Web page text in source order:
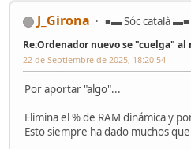
J_Girona ■▬ Sóc català ▬■
Re:Ordenador nuevo se "cuelga" al
22 de Septiembre de 2025, 18:20:54
Por aportar "algo"...
Elimina el % de RAM dinámica y
Esto siempre ha dado muchos